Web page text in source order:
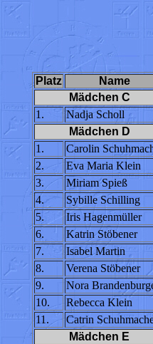
Platz Name
Mädchen C
1.
Nadja Scholl
Mädchen D
1.
Carolin
2.
Eva Maria Klein
3.
Miriam Spieß
4.
Sybille Schilling
5.
Iris Hagenmüller
6.
Katrin Stöbener
7.
Isabel Martin
8.
Verena Stöbener
9.
Nora
10.
Rebecca Klein
11.
Catrin
Mädchen E